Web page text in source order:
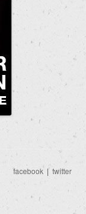
facebook | twitter